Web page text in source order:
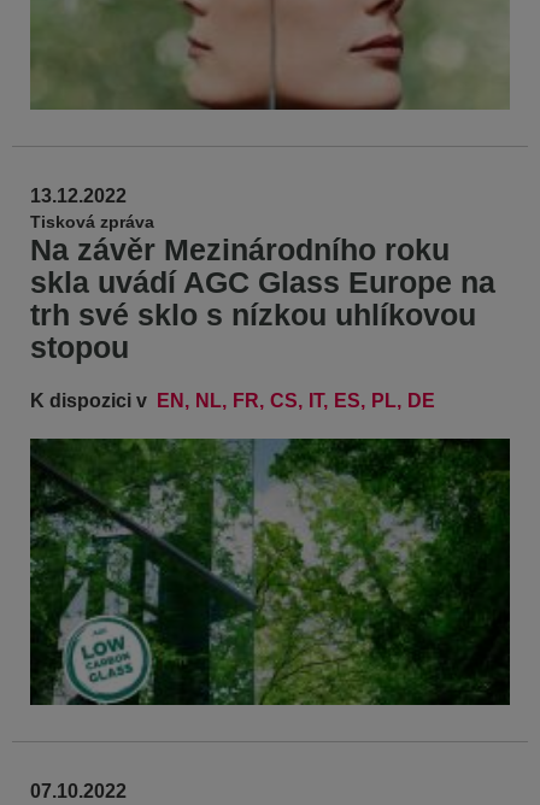
13.12.2022
Tisková zpráva
Na závěr Mezinárodního roku
skla uvádí AGC Glass Europe na
trh své sklo s nízkou uhlíkovou
stopou
K dispozici v EN NL FR CS IT ES PL DE
07.10.2022